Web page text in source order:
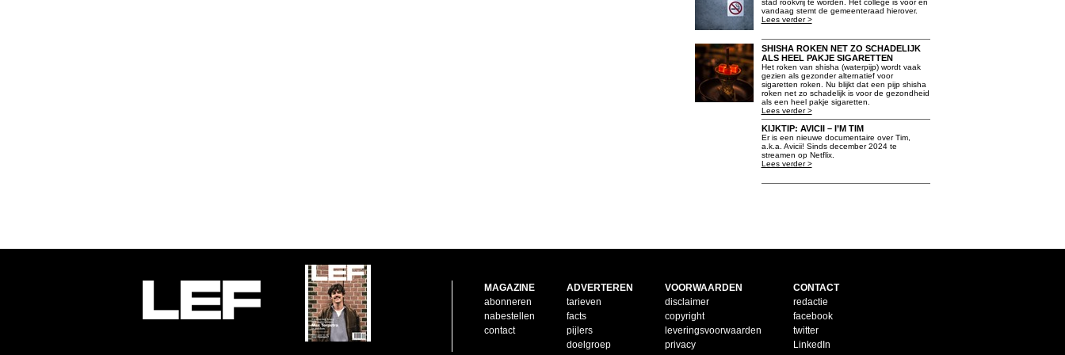
stad rookvrij te worden. Het college is voor en
vandaag stemt de gemeenteraad hierover.
Lees verder >
SHISHA ROKEN NET ZO SCHADELIJK
ALS HEEL PAKJE SIGARETTEN
Het roken van shisha (waterpijp) wordt vaak
gezien als gezonder alternatief voor
sigaretten roken. Nu blijkt dat een pijp shisha
roken net zo schadelijk is voor de gezondheid
als een heel pakje sigaretten.
Lees verder >
KIJKTIP: AVICII – I’M TIM
Er is een nieuwe documentaire over Tim,
a.k.a. Avicii! Sinds december 2024 te
streamen op Netflix.
Lees verder >
MAGAZINE
abonneren
nabestellen
contact
ADVERTEREN
tarieven
facts
pijlers
doelgroep
VOORWAARDEN
disclaimer
copyright
leveringsvoorwaarden
privacy
CONTACT
redactie
facebook
twitter
LinkedIn